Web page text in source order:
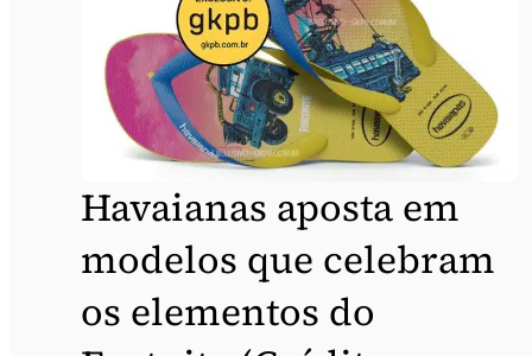
Havaianas aposta em
modelos que celebram
os elementos do